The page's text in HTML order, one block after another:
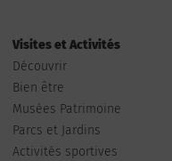
Visites et Activités
Découvrir
Bien être
Musées Patrimoine
Parcs et Jardins
Activités sportives